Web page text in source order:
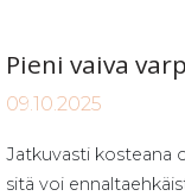
Pie­ni vai­va
09.10.2025
Jatkuvasti kosteana
sitä voi